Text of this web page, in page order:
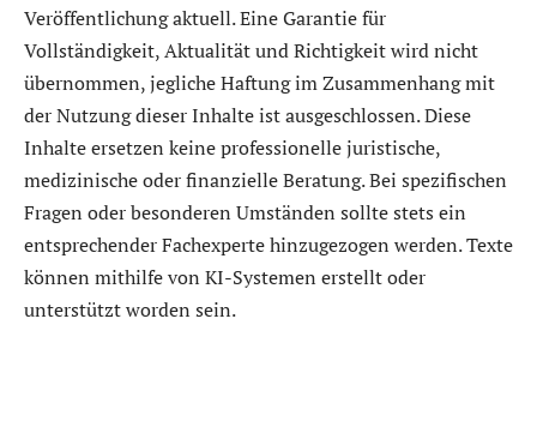
Veröffentlichung aktuell. Eine Garantie für
Vollständigkeit, Aktualität und Richtigkeit wird nicht
übernommen, jegliche Haftung im Zusammenhang mit
der Nutzung dieser Inhalte ist ausgeschlossen. Diese
Inhalte ersetzen keine professionelle juristische,
medizinische oder finanzielle Beratung. Bei spezifischen
Fragen oder besonderen Umständen sollte stets ein
entsprechender Fachexperte hinzugezogen werden. Texte
können mithilfe von KI-Systemen erstellt oder
unterstützt worden sein.